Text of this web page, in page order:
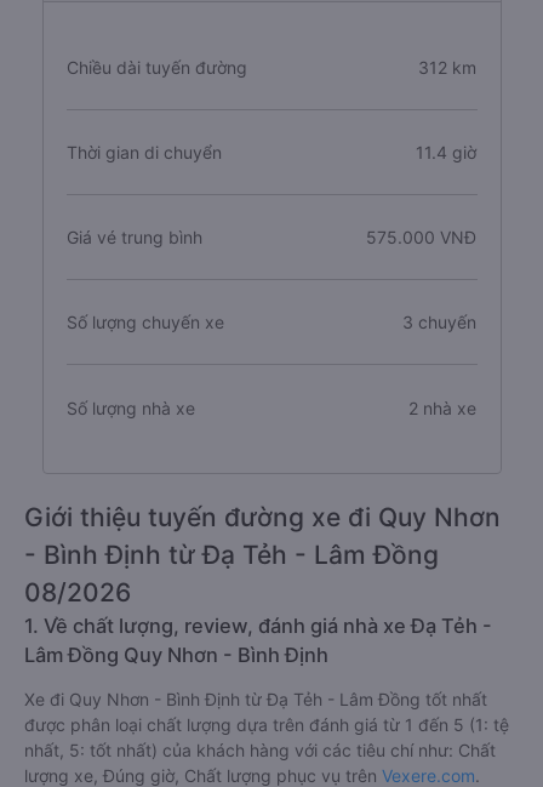
Chiều dài tuyến đường 312 km
Thời gian di chuyển 11.4 giờ
Giá vé trung bình 575.000 VNĐ
Số lượng chuyến xe 3 chuyến
Số lượng nhà xe 2 nhà xe
Giới thiệu tuyến đường xe đi Quy Nhơn
- Bình Định từ Đạ Tẻh - Lâm Đồng
08/2026
1. Về chất lượng, review, đánh giá nhà xe Đạ Tẻh -
Lâm Đồng Quy Nhơn - Bình Định
Xe đi Quy Nhơn - Bình Định từ Đạ Tẻh - Lâm Đồng tốt nhất
được phân loại chất lượng dựa trên đánh giá từ 1 đến 5 (1: tệ
nhất, 5: tốt nhất) của khách hàng với các tiêu chí như: Chất
lượng xe, Đúng giờ, Chất lượng phục vụ trên Vexere.com.